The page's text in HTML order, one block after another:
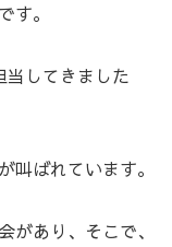
す。
当してきました
叫ばれています。
あり、そこで、